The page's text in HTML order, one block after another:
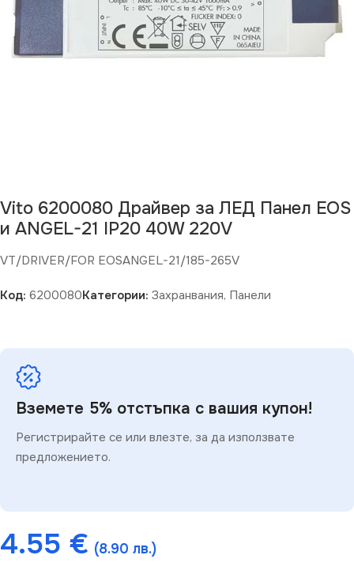
Изчерпан продукт
Vito 6200080 Драйвер за ЛЕД Панел EOS
и ANGEL-21 IP20 40W 220V
VT/DRIVER/FOR EOSANGEL-21/185-265V
Код: 6200080Категории: Захранвания, Панели
Вземете 5% отстъпка с вашия купон!
Регистрирайте се или влезте, за да използвате
предложението.
4.55 € (8.90 лв.)